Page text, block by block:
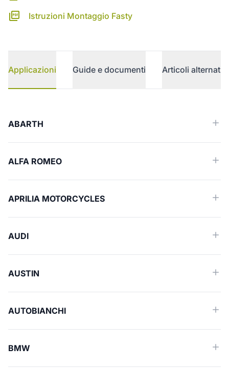
Istruzioni Montaggio Fasty
Applicazioni Guide e documenti Articoli alternativi
ABARTH
ALFA ROMEO
APRILIA MOTORCYCLES
AUDI
AUSTIN
AUTOBIANCHI
BMW